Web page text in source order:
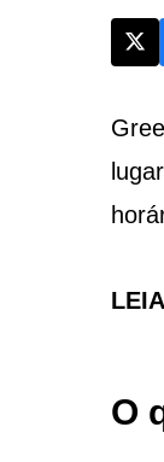
O